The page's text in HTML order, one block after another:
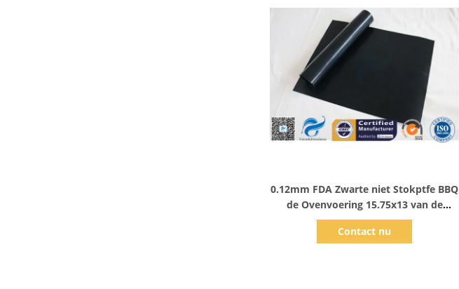
0.12mm FDA Zwarte niet Stokptfe BBQ
de Ovenvoering 15.75x13 van de
Grillmat“
Contact nu